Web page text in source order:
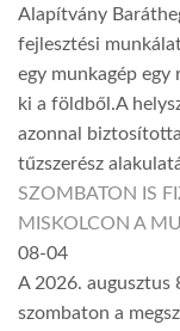
Alapítvány
fejlesztési
egy munkagép
ki a földből.A
azonnal
tűzszerész
SZOMBATON IS
MISKOLCON A
08-04
A 2026. augusztus
szombaton a